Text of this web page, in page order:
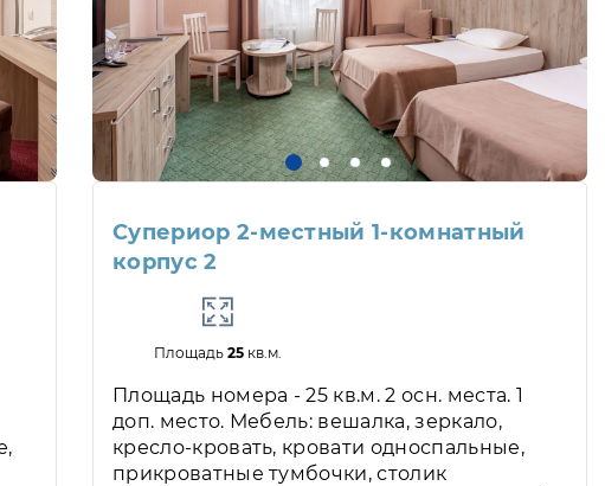
Супериор 2-местный 1-комнатный
корпус 2
Площадь 25кв.м.
Площадь номера - 25 кв.м. 2 осн. места. 1
доп. место. Мебель: вешалка, зеркало,
кресло-кровать, кровати односпальные,
прикроватные тумбочки, столик